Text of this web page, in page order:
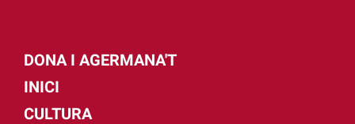
DONA I AGERMANA'T
INICI
CULTURA